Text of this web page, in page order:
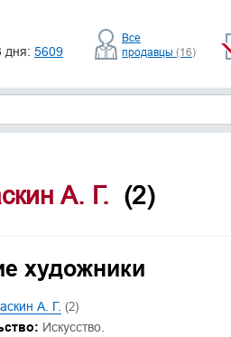
дня: 5609
Все
продавцы (16)
А. Г. (2)
художники
А. Г. (2)
Искусство.